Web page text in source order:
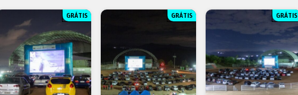
GRÁTIS GRÁTIS GRÁTIS